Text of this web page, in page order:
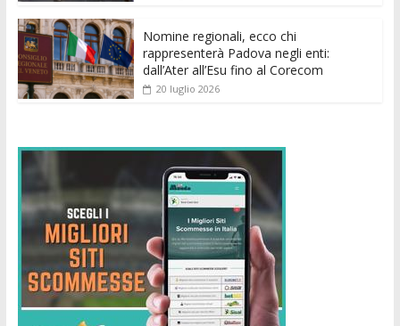
Nomine regionali, ecco chi
rappresenterà Padova negli enti:
dall’Ater all’Esu fino al Corecom
20 luglio 2026